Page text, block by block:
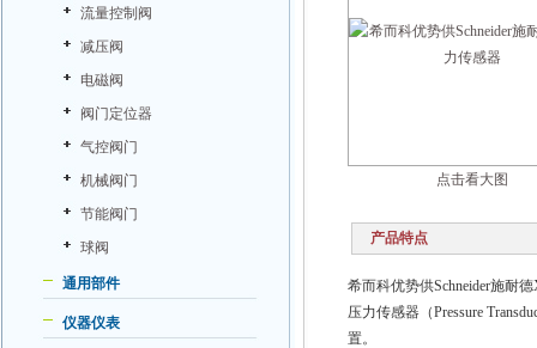
流量控制阀
减压阀
电磁阀
阀门定位器
气控阀门
机械阀门
节能阀门
球阀
通用部件
仪器仪表
点击看大图
产品特点
希而科优势供Schneider施耐
压力传感器（Pressure
置。